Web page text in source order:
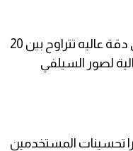
يمكن أن تحتوي الكاميرا الأمامية على دقة عاليه تتراوح بين 20
لصور السيلفي
تحسينات المستخدمين